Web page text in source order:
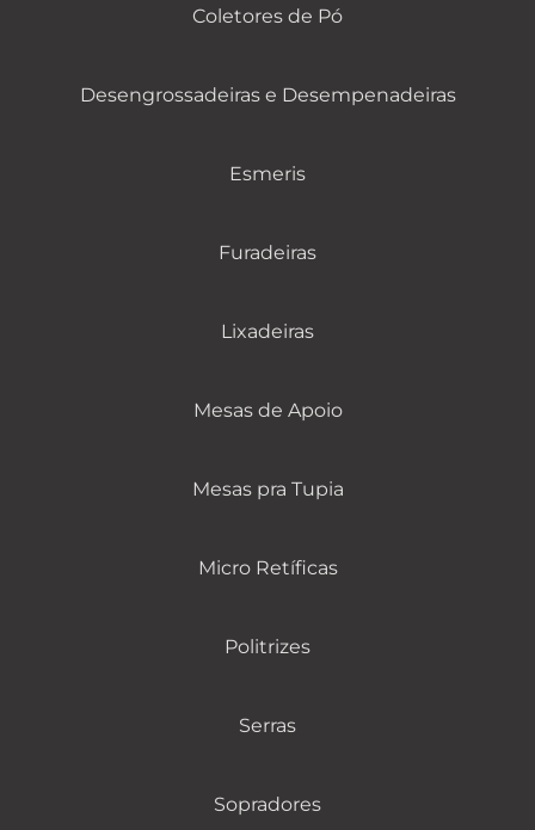
Coletores de Pó
Desengrossadeiras e Desempenadeiras
Esmeris
Furadeiras
Lixadeiras
Mesas de Apoio
Mesas pra Tupia
Micro Retíficas
Politrizes
Serras
Sopradores